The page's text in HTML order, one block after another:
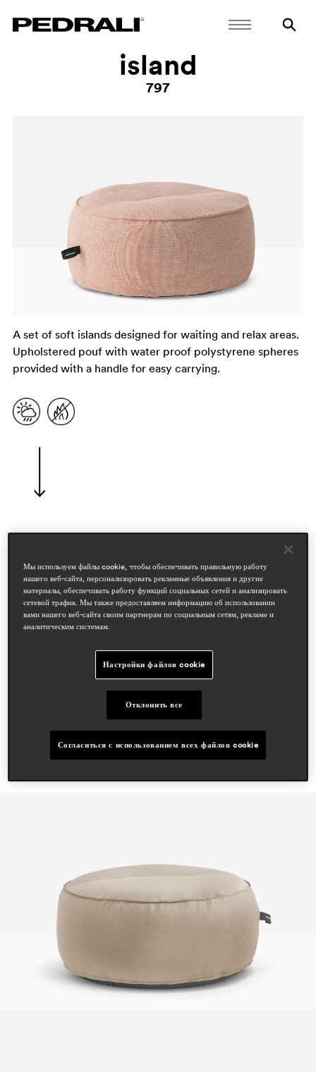
island
797
A set of soft islands designed for waiting and relax areas.
Upholstered pouf with water proof polystyrene spheres
provided with a handle for easy carrying.
claudio dondoli & marco pocci
области
workspace & corporate
outdoor
статьи в прессе
Мы используем файлы cookie, чтобы обеспечивать правильную работу
нашего веб-сайта, персонализировать рекламные объявления и другие
материалы, обеспечивать работу функций социальных сетей и анализировать
сетевой трафик. Мы также предоставляем информацию об использовании
вами нашего веб-сайта своим партнерам по социальным сетям, рекламе и
аналитическим системам.
Настройки файлов cookie
Отклонить все
Согласиться с использованием всех файлов cookie